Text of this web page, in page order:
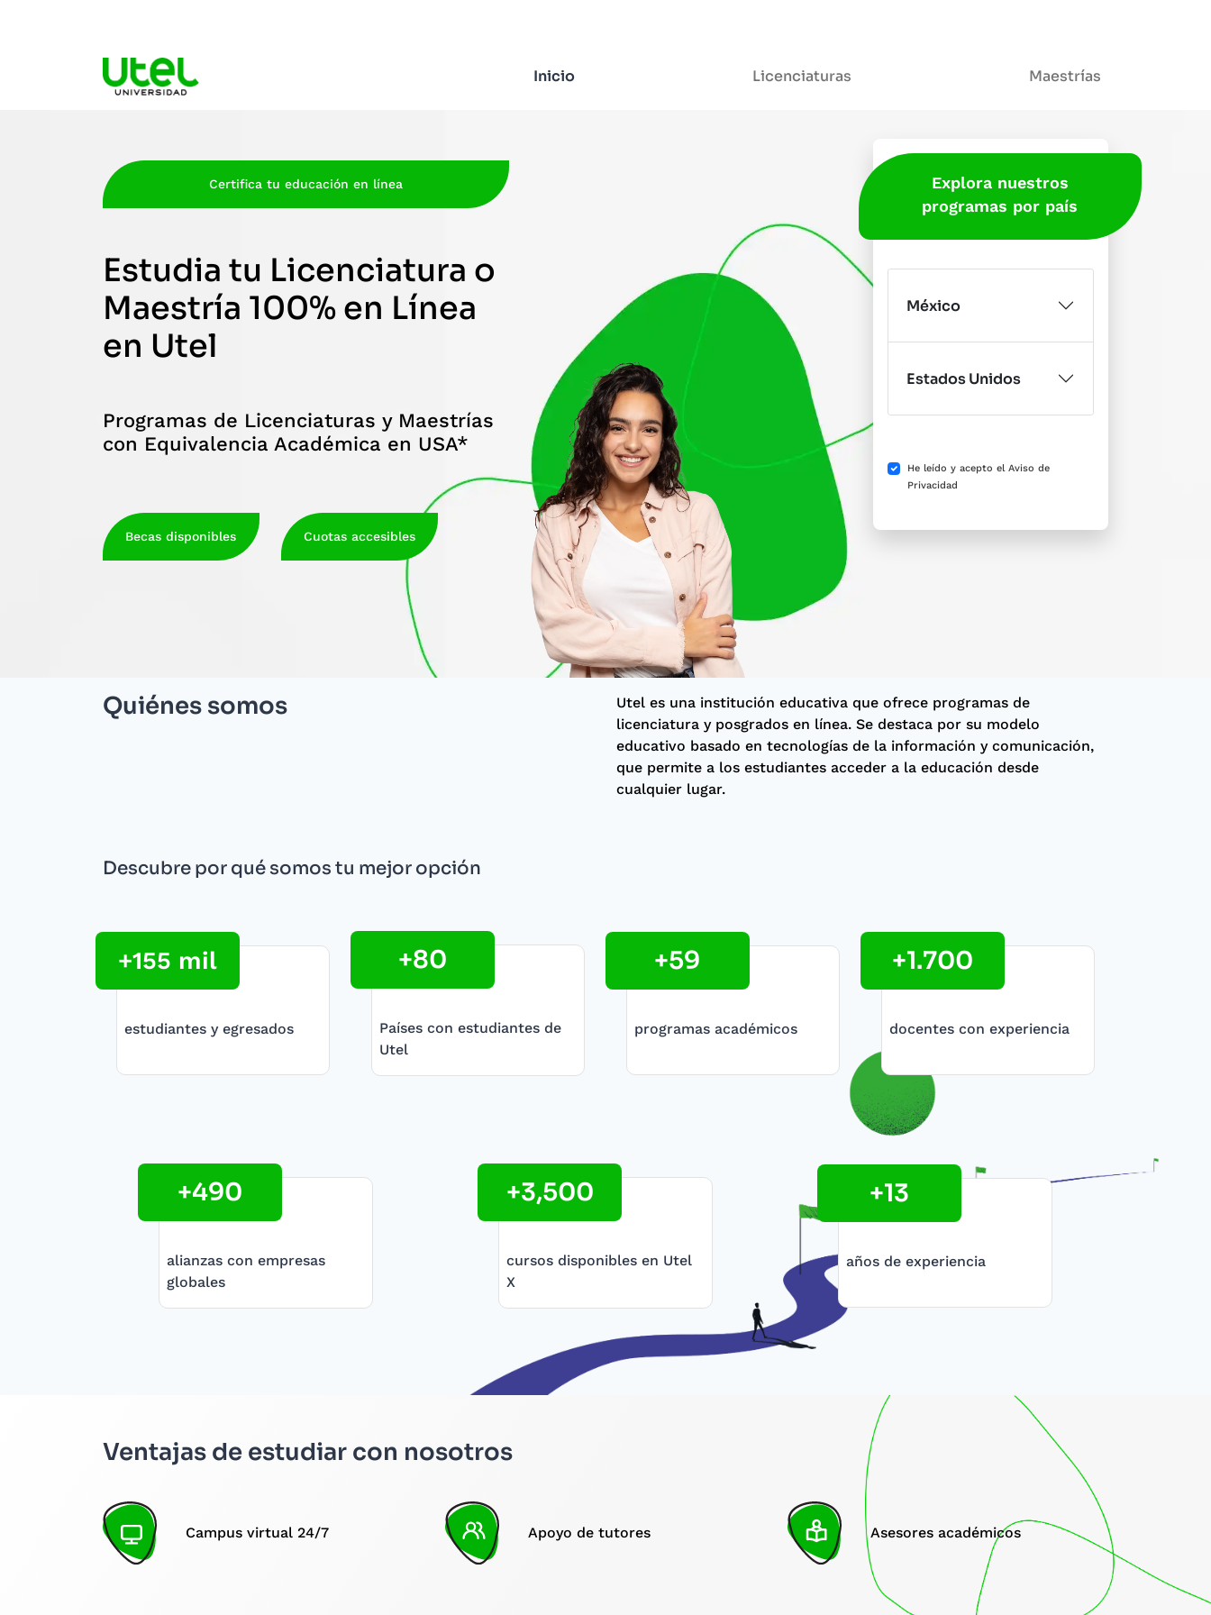
Inicio Licenciaturas Maestrías
Certifica tu educación en línea
Estudia tu Licenciatura o
Maestría 100% en Línea
en Utel
Programas de Licenciaturas y Maestrías
con Equivalencia Académica en USA*
Becas disponibles Cuotas accesibles
Explora nuestros
programas por país
México
Estados Unidos
He leído y acepto el Aviso de
Privacidad
Quiénes somos
Utel es una institución educativa que ofrece programas de
licenciatura y posgrados en línea. Se destaca por su modelo
educativo basado en tecnologías de la información y comunicación,
que permite a los estudiantes acceder a la educación desde
cualquier lugar.
Descubre por qué somos tu mejor opción
+155 mil
estudiantes y egresados
+80
Países con estudiantes de
Utel
+59
programas académicos
+1.700
docentes con experiencia
+490
alianzas con empresas
globales
+3,500
cursos disponibles en Utel
X
+13
años de experiencia
Ventajas de estudiar con nosotros
Campus virtual 24/7 Apoyo de tutores Asesores académicos